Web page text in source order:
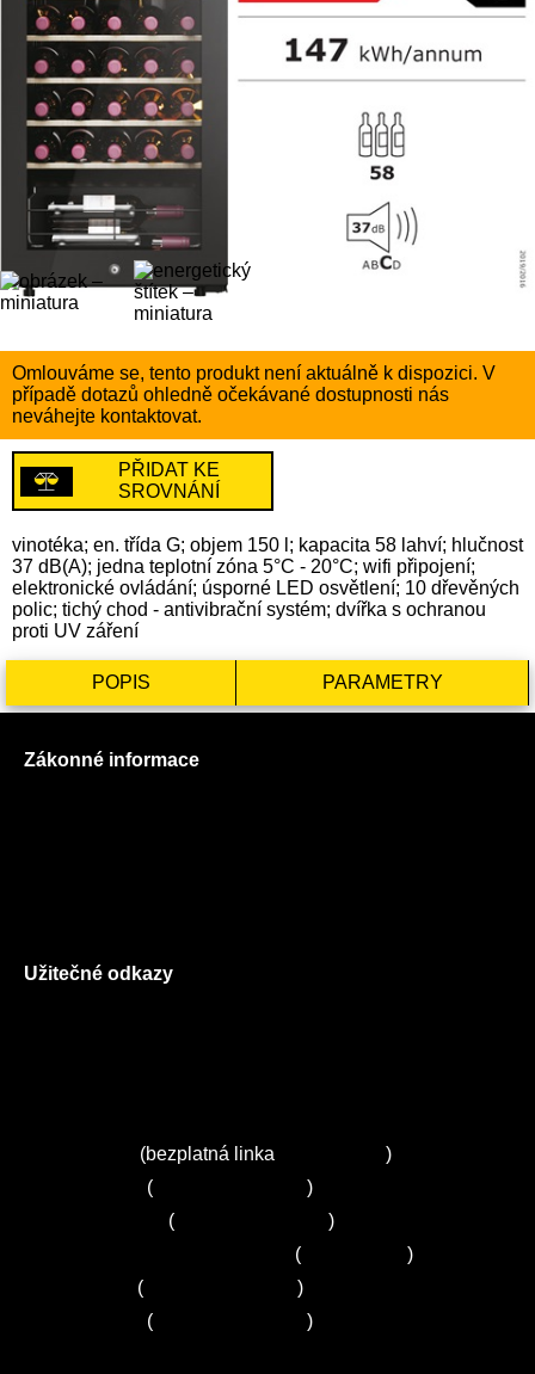
Omlouváme se, tento produkt není aktuálně k dispozici. V
případě dotazů ohledně očekávané dostupnosti nás
neváhejte kontaktovat.
PŘIDAT KE
SROVNÁNÍ
vinotéka; en. třída G; objem 150 l; kapacita 58 lahví; hlučnost
37 dB(A); jedna teplotní zóna 5°C - 20°C; wifi připojení;
elektronické ovládání; úsporné LED osvětlení; 10 dřevěných
polic; tichý chod - antivibrační systém; dvířka s ochranou
proti UV záření
POPIS PARAMETRY
Zákonné informace
Užitečné odkazy
(bezplatná linka
)
(
)
(
)
(
)
(
)
( )